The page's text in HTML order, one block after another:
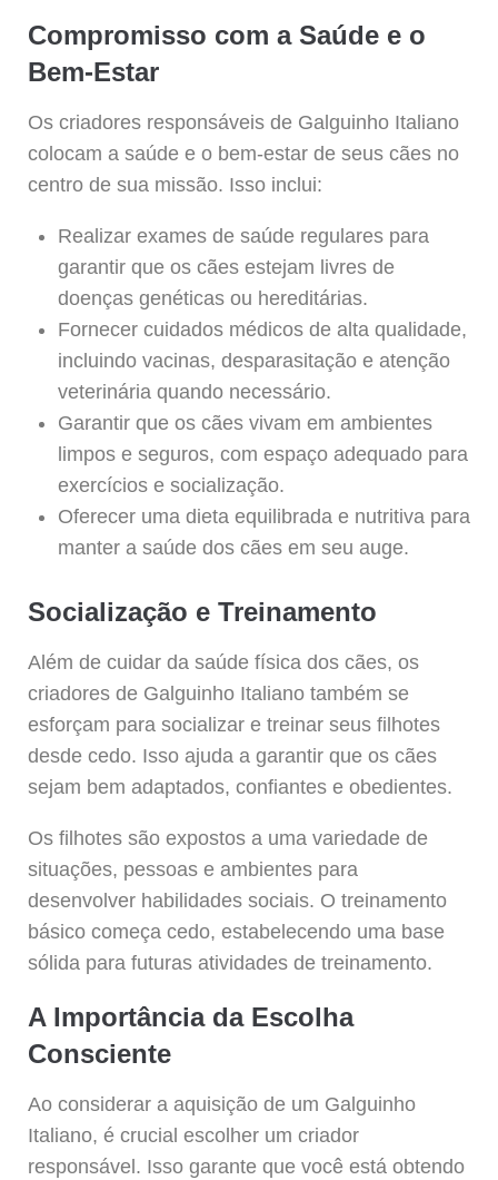
Compromisso com a Saúde e o
Bem-Estar
Os criadores responsáveis de Galguinho Italiano
colocam a saúde e o bem-estar de seus cães no
centro de sua missão. Isso inclui:
Realizar exames de saúde regulares para
garantir que os cães estejam livres de
doenças genéticas ou hereditárias.
Fornecer cuidados médicos de alta qualidade,
incluindo vacinas, desparasitação e atenção
veterinária quando necessário.
Garantir que os cães vivam em ambientes
limpos e seguros, com espaço adequado para
exercícios e socialização.
Oferecer uma dieta equilibrada e nutritiva para
manter a saúde dos cães em seu auge.
Socialização e Treinamento
Além de cuidar da saúde física dos cães, os
criadores de Galguinho Italiano também se
esforçam para socializar e treinar seus filhotes
desde cedo. Isso ajuda a garantir que os cães
sejam bem adaptados, confiantes e obedientes.
Os filhotes são expostos a uma variedade de
situações, pessoas e ambientes para
desenvolver habilidades sociais. O treinamento
básico começa cedo, estabelecendo uma base
sólida para futuras atividades de treinamento.
A Importância da Escolha
Consciente
Ao considerar a aquisição de um Galguinho
Italiano, é crucial escolher um criador
responsável. Isso garante que você está obtendo